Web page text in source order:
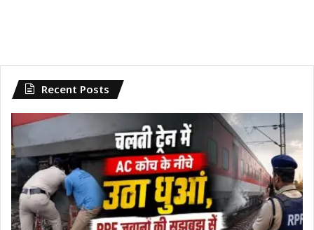
Recent Posts